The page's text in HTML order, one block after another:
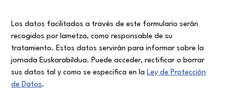
Los datos facilitados a través de este formulario serán
recogidos por Iametza, como responsable de su
tratamiento. Estos datos servirán para informar sobre la
jornada Euskarabildua. Puede acceder, rectificar o borrar
sus datos tal y como se especifica en laLey deProtección
de Datos.